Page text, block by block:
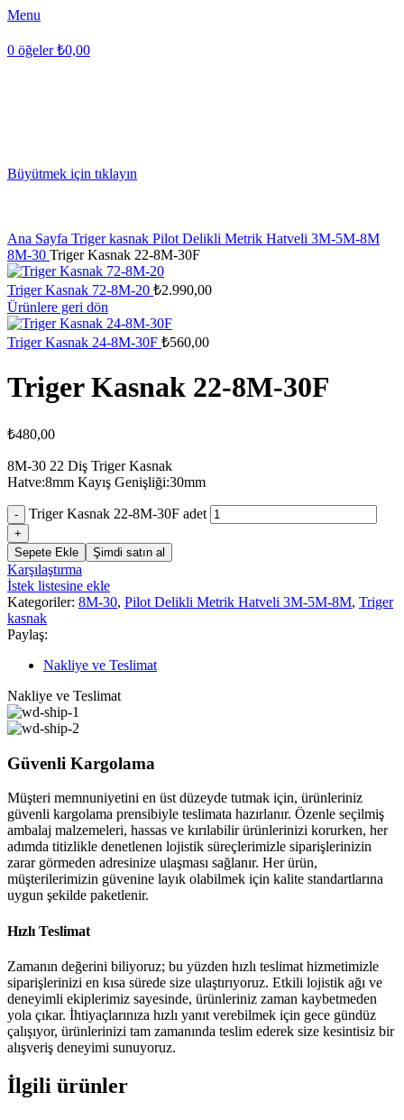
Menu
0 öğeler ₺0,00
Büyütmek için tıklayın
Ana Sayfa Triger kasnak Pilot Delikli Metrik Hatveli 3M-5M-8M
8M-30 Triger Kasnak 22-8M-30F
Triger Kasnak 72-8M-20 ₺2.990,00
Ürünlere geri dön
Triger Kasnak 24-8M-30F ₺560,00
Triger Kasnak 22-8M-30F
₺480,00
8M-30 22 Diş Triger Kasnak
Hatve:8mm Kayış Genişliği:30mm
Triger Kasnak 22-8M-30F adet
Sepete Ekle Şimdi satın al
Karşılaştırma
İstek listesine ekle
Kategoriler: 8M-30, Pilot Delikli Metrik Hatveli 3M-5M-8M, Triger
kasnak
Paylaş:
Nakliye ve Teslimat
Nakliye ve Teslimat
Güvenli Kargolama
Müşteri memnuniyetini en üst düzeyde tutmak için, ürünleriniz
güvenli kargolama prensibiyle teslimata hazırlanır. Özenle seçilmiş
ambalaj malzemeleri, hassas ve kırılabilir ürünlerinizi korurken, her
adımda titizlikle denetlenen lojistik süreçlerimizle siparişlerinizin
zarar görmeden adresinize ulaşması sağlanır. Her ürün,
müşterilerimizin güvenine layık olabilmek için kalite standartlarına
uygun şekilde paketlenir.
Hızlı Teslimat
Zamanın değerini biliyoruz; bu yüzden hızlı teslimat hizmetimizle
siparişlerinizi en kısa sürede size ulaştırıyoruz. Etkili lojistik ağı ve
deneyimli ekiplerimiz sayesinde, ürünleriniz zaman kaybetmeden
yola çıkar. İhtiyaçlarınıza hızlı yanıt verebilmek için gece gündüz
çalışıyor, ürünlerinizi tam zamanında teslim ederek size kesintisiz bir
alışveriş deneyimi sunuyoruz.
İlgili ürünler